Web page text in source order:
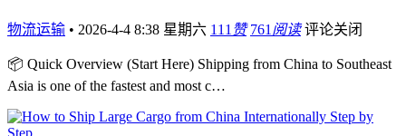
物流运输 • 2026-4-4 8:38 星期六 111 赞 761 阅读 评论关闭
📦 Quick Overview (Start Here) Shipping from China to Southeast
Asia is one of the fastest and most c…